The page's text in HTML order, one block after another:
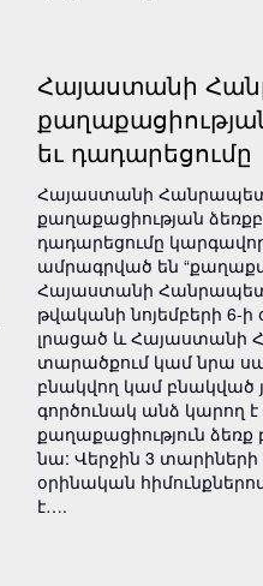
Հայաստանի
եւ դադարեցումը
Հայաստանի
քաղաքացիության
դադարեցումը
ամրագրված են
Հայաստանի
թվականի նոյեմբերի 6-ի
լրացած և Հայաստանի
տարածքում կամ նրա
բնակվող կամ բնակված
գործունակ անձ կարող է
քաղաքացիություն ձեռք
նա: Վերջին 3 տարիների
օրինական
է….